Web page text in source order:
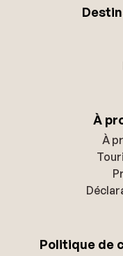
À
À
Politique de